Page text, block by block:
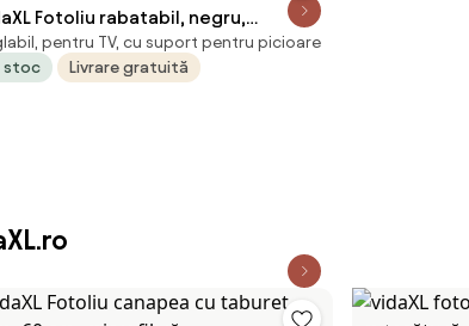
Fotoliu rabatabil, negru,
textil
pentru TV, cu suport pentru picioare
stoc
Livrare gratuită